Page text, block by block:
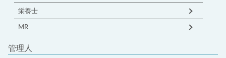
栄養士
MR
管理人